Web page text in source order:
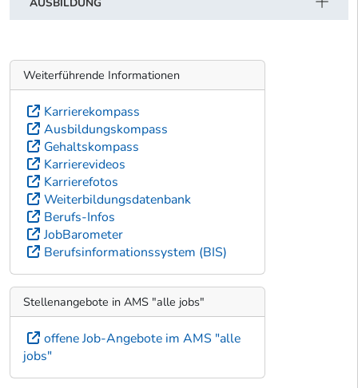
AUSBILDUNG
Weiterführende Informationen
Karrierekompass
Ausbildungskompass
Gehaltskompass
Karrierevideos
Karrierefotos
Weiterbildungsdatenbank
Berufs-Infos
JobBarometer
Berufsinformationssystem (BIS)
Stellenangebote in AMS "alle jobs"
offene Job-Angebote im AMS "alle
jobs"